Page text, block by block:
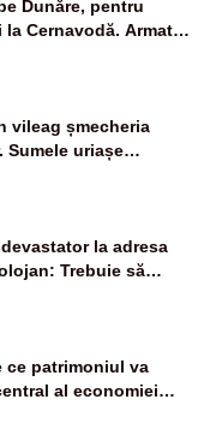
Dunăre, pentru
Cernavodă. Armata
va devia apa
vileag șmecheria
uriașe
la adresa
Trebuie să
nu șținem omaneii
ce patrimoniul va
al economiei